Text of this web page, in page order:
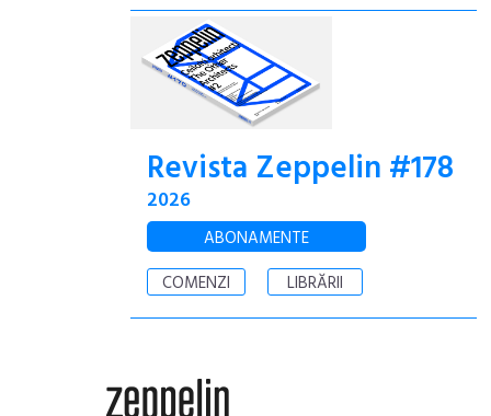
Revista Zeppelin #178
2026
ABONAMENTE
COMENZI
LIBRĂRII